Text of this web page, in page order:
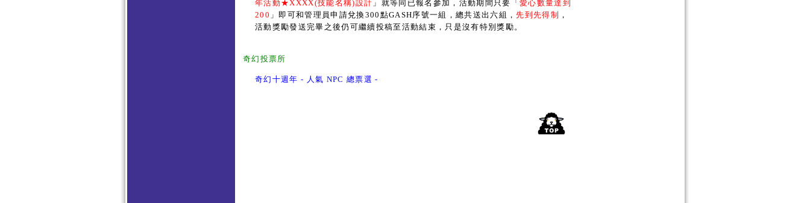
年活動★XXXX(技能名稱)設計 」就等同已報名參加，活動期間只要「愛心數量達到
200 」即可和管理員申請兌換300點GASH序號一組，總共送出六組，先到先得制
，
活動獎勵發送完畢之後仍可繼續投稿至活動結束，只是沒有特別獎勵。
奇幻投票所
奇幻十週年 - 人氣 NPC 總票選 -